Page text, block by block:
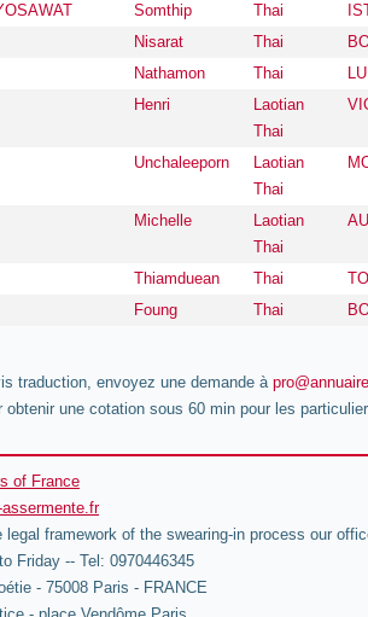
Somthip Thai
Nisarat Thai
Nathamon Thai
Henri
Laotian
Thai
Unchaleeporn
Laotian
Thai
Michelle
Laotian
Thai
Thiamduean Thai
Foung Thai
traduction, envoyez une demande à
une cotation sous 60 min pour les
of France
framework of the swearing-in process our
Friday -- Tel: 0970446345
- 75008 Paris - FRANCE